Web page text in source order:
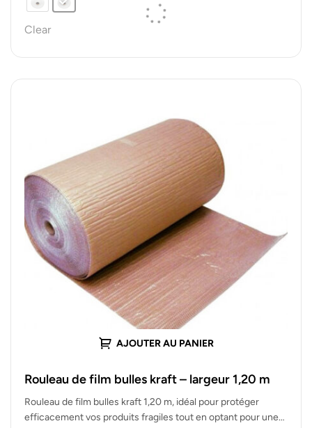
Clear
AJOUTER AU PANIER
Rouleau de film bulles kraft – largeur 1,20 m
Rouleau de film bulles kraft 1,20 m, idéal pour protéger
efficacement vos produits fragiles tout en optant pour une